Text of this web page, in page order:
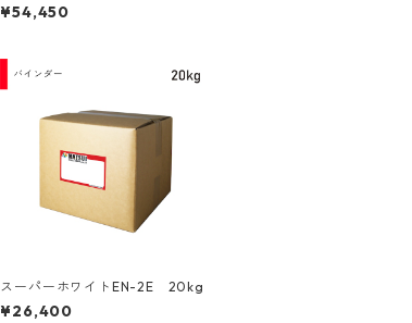
¥54,450
スーパーホワイトEN-2E 20kg
¥26,400